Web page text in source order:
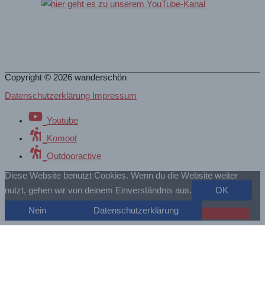
Copyright © 2026 wanderschön
Datenschutzerklärung Impressum
Youtube
Komoot
Outdooractive
Diese Website benutzt Cookies. Wenn du die Website weiter
nutzt, gehen wir von deinem Einverständnis aus.
OK
Nein Datenschutzerklärung